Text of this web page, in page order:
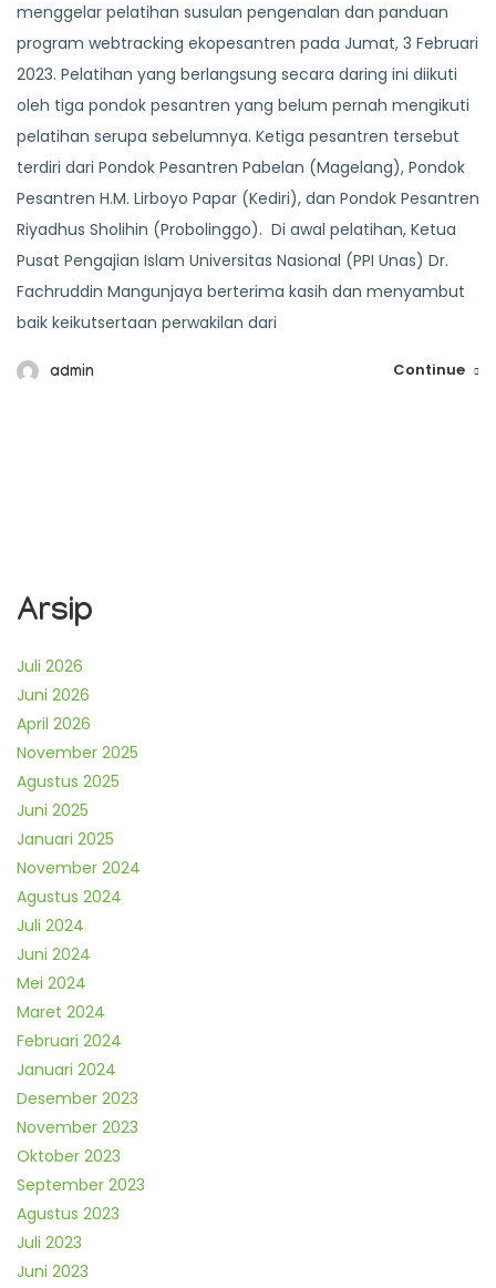
menggelar pelatihan susulan pengenalan dan panduan
program webtracking ekopesantren pada Jumat, 3 Februari
2023. Pelatihan yang berlangsung secara daring ini diikuti
oleh tiga pondok pesantren yang belum pernah mengikuti
pelatihan serupa sebelumnya. Ketiga pesantren tersebut
terdiri dari Pondok Pesantren Pabelan (Magelang), Pondok
Pesantren H.M. Lirboyo Papar (Kediri), dan Pondok Pesantren
Riyadhus Sholihin (Probolinggo). Di awal pelatihan, Ketua
Pusat Pengajian Islam Universitas Nasional (PPI Unas) Dr.
Fachruddin Mangunjaya berterima kasih dan menyambut
baik keikutsertaan perwakilan dari
admin Continue
Arsip
Juli 2026
Juni 2026
April 2026
November 2025
Agustus 2025
Juni 2025
Januari 2025
November 2024
Agustus 2024
Juli 2024
Juni 2024
Mei 2024
Maret 2024
Februari 2024
Januari 2024
Desember 2023
November 2023
Oktober 2023
September 2023
Agustus 2023
Juli 2023
Juni 2023